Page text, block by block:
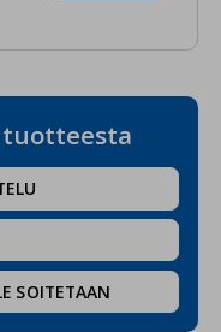
SOITETAAN